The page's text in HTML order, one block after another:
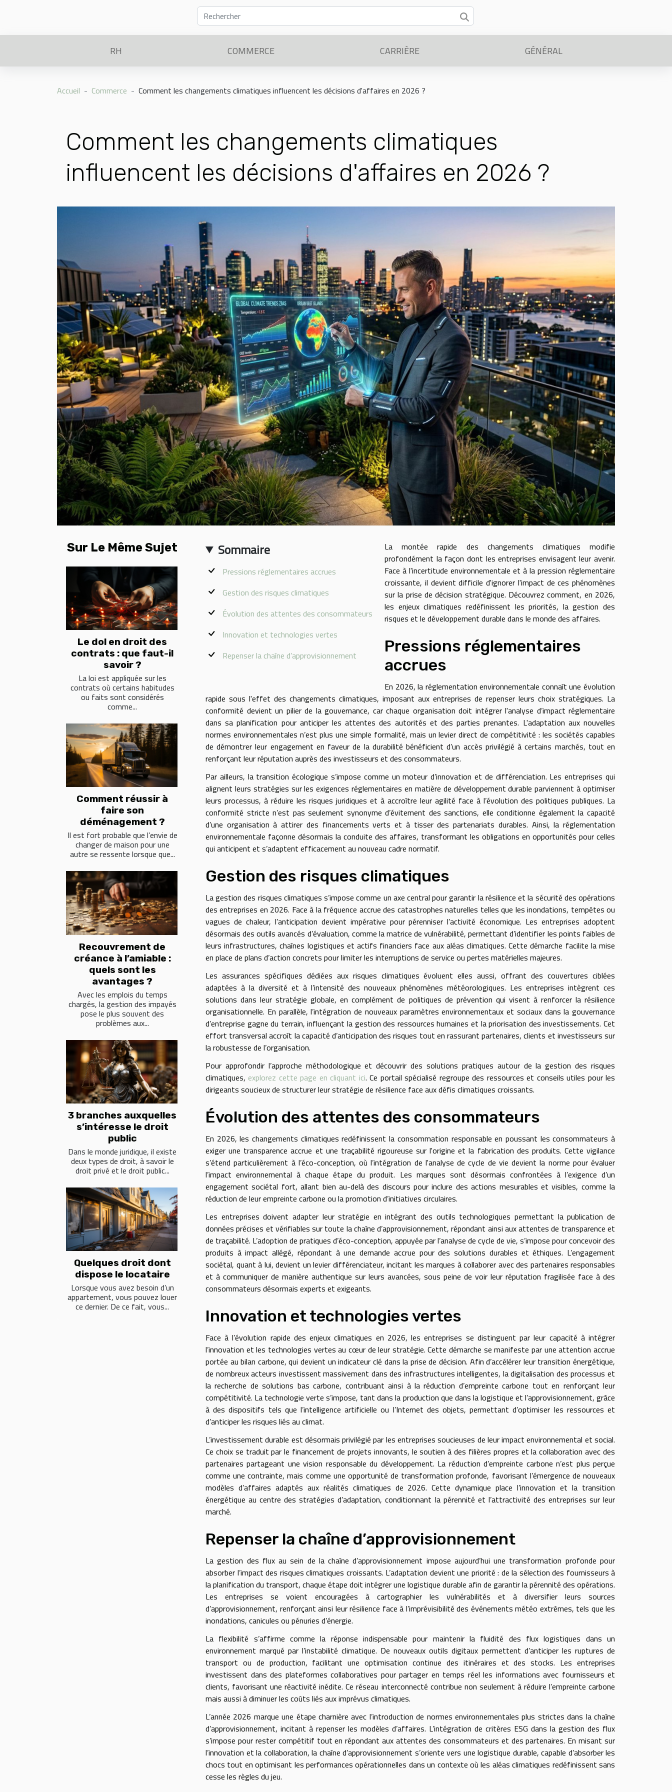
RH COMMERCE CARRIÈRE GÉNÉRAL
Accueil Commerce Comment les changements climatiques influencent les décisions d'affaires en 2026 ?
Comment les changements climatiques
influencent les décisions d'affaires en 2026 ?
Sur Le Même Sujet
Le dol en droit des
contrats : que faut-il
savoir ?
La loi est appliquée sur les
contrats où certains habitudes
ou faits sont considérés
comme...
Comment réussir à
faire son
déménagement ?
Il est fort probable que l’envie de
changer de maison pour une
autre se ressente lorsque que...
Recouvrement de
créance à l’amiable :
quels sont les
avantages ?
Avec les emplois du temps
chargés, la gestion des impayés
pose le plus souvent des
problèmes aux...
3 branches auxquelles
s’intéresse le droit
public
Dans le monde juridique, il existe
deux types de droit, à savoir le
droit privé et le droit public...
Quelques droit dont
dispose le locataire
Lorsque vous avez besoin d’un
appartement, vous pouvez louer
ce dernier. De ce fait, vous...
Sommaire
Pressions réglementaires accrues
Gestion des risques climatiques
Évolution des attentes des consommateurs
Innovation et technologies vertes
Repenser la chaîne d’approvisionnement
La montée rapide des changements climatiques modifie
profondément la façon dont les entreprises envisagent leur avenir.
Face à l'incertitude environnementale et à la pression réglementaire
croissante, il devient difficile d'ignorer l'impact de ces phénomènes
sur la prise de décision stratégique. Découvrez comment, en 2026,
les enjeux climatiques redéfinissent les priorités, la gestion des
risques et le développement durable dans le monde des affaires.
Pressions réglementaires
accrues
En 2026, la réglementation environnementale connaît une évolution
rapide sous l'effet des changements climatiques, imposant aux entreprises de repenser leurs choix stratégiques. La
conformité devient un pilier de la gouvernance, car chaque organisation doit intégrer l'analyse d’impact réglementaire
dans sa planification pour anticiper les attentes des autorités et des parties prenantes. L'adaptation aux nouvelles
normes environnementales n’est plus une simple formalité, mais un levier direct de compétitivité : les sociétés capables
de démontrer leur engagement en faveur de la durabilité bénéficient d’un accès privilégié à certains marchés, tout en
renforçant leur réputation auprès des investisseurs et des consommateurs.
Par ailleurs, la transition écologique s’impose comme un moteur d’innovation et de différenciation. Les entreprises qui
alignent leurs stratégies sur les exigences réglementaires en matière de développement durable parviennent à optimiser
leurs processus, à réduire les risques juridiques et à accroître leur agilité face à l’évolution des politiques publiques. La
conformité stricte n’est pas seulement synonyme d’évitement des sanctions, elle conditionne également la capacité
d’une organisation à attirer des financements verts et à tisser des partenariats durables. Ainsi, la réglementation
environnementale façonne désormais la conduite des affaires, transformant les obligations en opportunités pour celles
qui anticipent et s’adaptent efficacement au nouveau cadre normatif.
Gestion des risques climatiques
La gestion des risques climatiques s’impose comme un axe central pour garantir la résilience et la sécurité des opérations
des entreprises en 2026. Face à la fréquence accrue des catastrophes naturelles telles que les inondations, tempêtes ou
vagues de chaleur, l’anticipation devient impérative pour pérenniser l’activité économique. Les entreprises adoptent
désormais des outils avancés d’évaluation, comme la matrice de vulnérabilité, permettant d’identifier les points faibles de
leurs infrastructures, chaînes logistiques et actifs financiers face aux aléas climatiques. Cette démarche facilite la mise
en place de plans d’action concrets pour limiter les interruptions de service ou pertes matérielles majeures.
Les assurances spécifiques dédiées aux risques climatiques évoluent elles aussi, offrant des couvertures ciblées
adaptées à la diversité et à l’intensité des nouveaux phénomènes météorologiques. Les entreprises intègrent ces
solutions dans leur stratégie globale, en complément de politiques de prévention qui visent à renforcer la résilience
organisationnelle. En parallèle, l’intégration de nouveaux paramètres environnementaux et sociaux dans la gouvernance
d’entreprise gagne du terrain, influençant la gestion des ressources humaines et la priorisation des investissements. Cet
effort transversal accroît la capacité d’anticipation des risques tout en rassurant partenaires, clients et investisseurs sur
la robustesse de l’organisation.
Pour approfondir l’approche méthodologique et découvrir des solutions pratiques autour de la gestion des risques
climatiques, explorez cette page en cliquant ici. Ce portail spécialisé regroupe des ressources et conseils utiles pour les
dirigeants soucieux de structurer leur stratégie de résilience face aux défis climatiques croissants.
Évolution des attentes des consommateurs
En 2026, les changements climatiques redéfinissent la consommation responsable en poussant les consommateurs à
exiger une transparence accrue et une traçabilité rigoureuse sur l'origine et la fabrication des produits. Cette vigilance
s’étend particulièrement à l’éco-conception, où l’intégration de l'analyse de cycle de vie devient la norme pour évaluer
l’impact environnemental à chaque étape du produit. Les marques sont désormais confrontées à l’exigence d’un
engagement sociétal fort, allant bien au-delà des discours pour inclure des actions mesurables et visibles, comme la
réduction de leur empreinte carbone ou la promotion d’initiatives circulaires.
Les entreprises doivent adapter leur stratégie en intégrant des outils technologiques permettant la publication de
données précises et vérifiables sur toute la chaîne d’approvisionnement, répondant ainsi aux attentes de transparence et
de traçabilité. L’adoption de pratiques d’éco-conception, appuyée par l’analyse de cycle de vie, s’impose pour concevoir des
produits à impact allégé, répondant à une demande accrue pour des solutions durables et éthiques. L’engagement
sociétal, quant à lui, devient un levier différenciateur, incitant les marques à collaborer avec des partenaires responsables
et à communiquer de manière authentique sur leurs avancées, sous peine de voir leur réputation fragilisée face à des
consommateurs désormais experts et exigeants.
Innovation et technologies vertes
Face à l’évolution rapide des enjeux climatiques en 2026, les entreprises se distinguent par leur capacité à intégrer
l’innovation et les technologies vertes au cœur de leur stratégie. Cette démarche se manifeste par une attention accrue
portée au bilan carbone, qui devient un indicateur clé dans la prise de décision. Afin d’accélérer leur transition énergétique,
de nombreux acteurs investissent massivement dans des infrastructures intelligentes, la digitalisation des processus et
la recherche de solutions bas carbone, contribuant ainsi à la réduction d’empreinte carbone tout en renforçant leur
compétitivité. La technologie verte s’impose, tant dans la production que dans la logistique et l’approvisionnement, grâce
à des dispositifs tels que l’intelligence artificielle ou l’Internet des objets, permettant d’optimiser les ressources et
d’anticiper les risques liés au climat.
L’investissement durable est désormais privilégié par les entreprises soucieuses de leur impact environnemental et social.
Ce choix se traduit par le financement de projets innovants, le soutien à des filières propres et la collaboration avec des
partenaires partageant une vision responsable du développement. La réduction d’empreinte carbone n’est plus perçue
comme une contrainte, mais comme une opportunité de transformation profonde, favorisant l’émergence de nouveaux
modèles d’affaires adaptés aux réalités climatiques de 2026. Cette dynamique place l’innovation et la transition
énergétique au centre des stratégies d’adaptation, conditionnant la pérennité et l’attractivité des entreprises sur leur
marché.
Repenser la chaîne d’approvisionnement
La gestion des flux au sein de la chaîne d’approvisionnement impose aujourd’hui une transformation profonde pour
absorber l’impact des risques climatiques croissants. L’adaptation devient une priorité : de la sélection des fournisseurs à
la planification du transport, chaque étape doit intégrer une logistique durable afin de garantir la pérennité des opérations.
Les entreprises se voient encouragées à cartographier les vulnérabilités et à diversifier leurs sources
d’approvisionnement, renforçant ainsi leur résilience face à l’imprévisibilité des événements météo extrêmes, tels que les
inondations, canicules ou pénuries d’énergie.
La flexibilité s’affirme comme la réponse indispensable pour maintenir la fluidité des flux logistiques dans un
environnement marqué par l’instabilité climatique. De nouveaux outils digitaux permettent d’anticiper les ruptures de
transport ou de production, facilitant une optimisation continue des itinéraires et des stocks. Les entreprises
investissent dans des plateformes collaboratives pour partager en temps réel les informations avec fournisseurs et
clients, favorisant une réactivité inédite. Ce réseau interconnecté contribue non seulement à réduire l’empreinte carbone
mais aussi à diminuer les coûts liés aux imprévus climatiques.
L’année 2026 marque une étape charnière avec l’introduction de normes environnementales plus strictes dans la chaîne
d’approvisionnement, incitant à repenser les modèles d’affaires. L’intégration de critères ESG dans la gestion des flux
s’impose pour rester compétitif tout en répondant aux attentes des consommateurs et des partenaires. En misant sur
l’innovation et la collaboration, la chaîne d’approvisionnement s’oriente vers une logistique durable, capable d’absorber les
chocs tout en optimisant les performances opérationnelles dans un contexte où les aléas climatiques redéfinissent sans
cesse les règles du jeu.